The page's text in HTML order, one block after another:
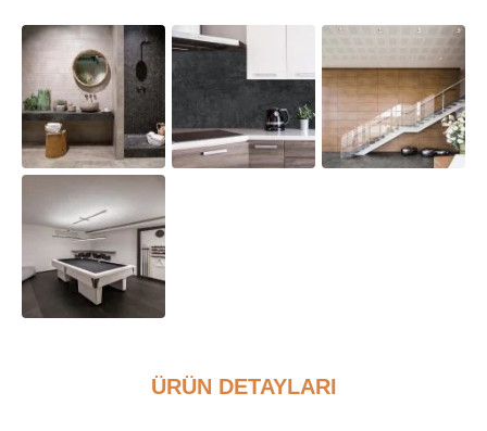
ÜRÜN DETAYLARI